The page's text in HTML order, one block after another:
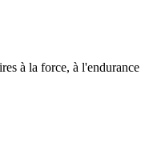
à la force, à l'endurance